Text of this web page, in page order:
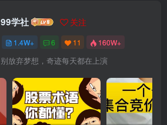
99学社 关注
1.4W+ 6 11 160W+
别放弃梦想，奇迹每天都在上演